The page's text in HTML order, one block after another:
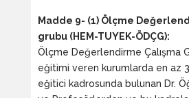
Madde 9- (1) Ölçme
grubu (HEM-TUYEK-ÖDÇG):
Ölçme Değerlendirme Çalışma
eğitimi veren kurumlarda en az 3
eğitici kadrosunda bulunan Dr.